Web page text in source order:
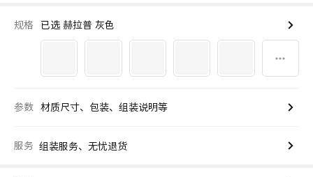
规格 已选 赫拉普 灰色
参数 材质尺寸、包装、组装说明等
服务 组装服务、无忧退货